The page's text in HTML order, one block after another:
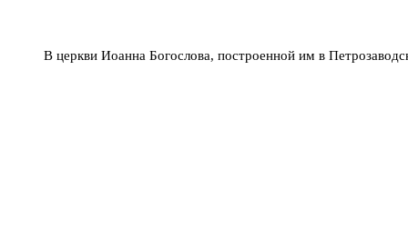
В церкви Иоанна Богослова, построенной им в